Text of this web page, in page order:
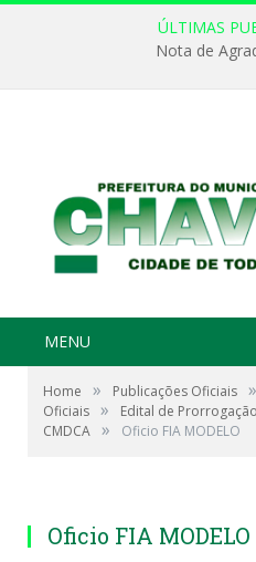
ÚLTIMAS
Nota de
MENU
Home » Publicações Oficiais »
Oficiais »
Edital de
CMDCA » Oficio FIA MODELO
Oficio FIA MODELO